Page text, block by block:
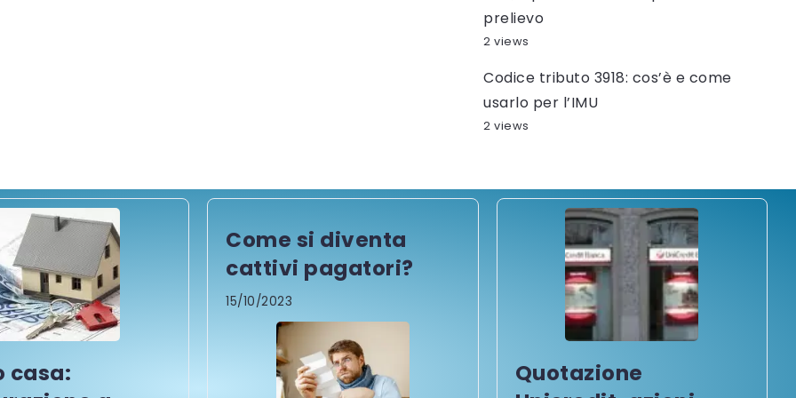
prelievo
2 views
Codice tributo 3918: cos’è e come
usarlo per l’IMU
2 views
casa:
Come si diventa
cattivi pagatori?
15/10/2023
Quotazione